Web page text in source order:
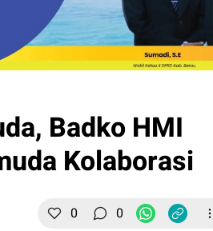
Badko HMI
Kolaborasi
0 0